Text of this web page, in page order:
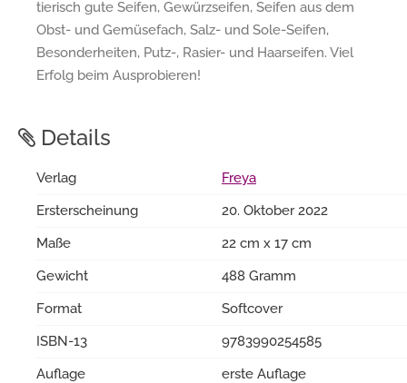
tierisch gute Seifen, Gewürzseifen, Seifen aus dem
Obst- und Gemüsefach, Salz- und Sole-Seifen,
Besonderheiten, Putz-, Rasier- und Haarseifen. Viel
Erfolg beim Ausprobieren!
Details
Verlag
Freya
Ersterscheinung
20. Oktober 2022
Maße
22 cm x 17 cm
Gewicht
488 Gramm
Format
Softcover
ISBN-13
9783990254585
Auflage
erste Auflage